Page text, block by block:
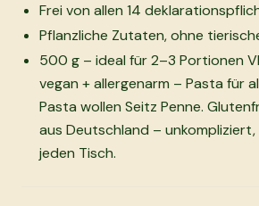
Frei von allen 14
Pflanzliche Zutaten, ohne
500 g – ideal für 2–3 Portionen
vegan + allergenarm – Pasta für
Pasta wollen Seitz Penne.
aus Deutschland –
jeden Tisch.